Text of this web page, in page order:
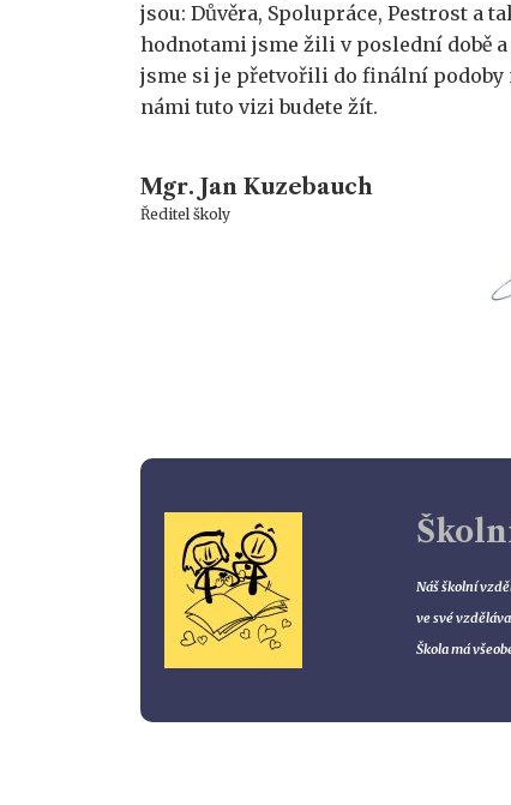
jsou: Důvěra, Spolupráce, Pestrost a
hodnotami jsme žili v poslední době
jsme si je přetvořili do finální podoby
námi tuto vizi budete žít.
Mgr. Jan Kuzebauch
Ředitel školy
Náš školní
ve své
Škola má